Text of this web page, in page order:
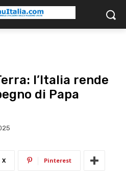
l’Italia rende
di Papa
X Pinterest